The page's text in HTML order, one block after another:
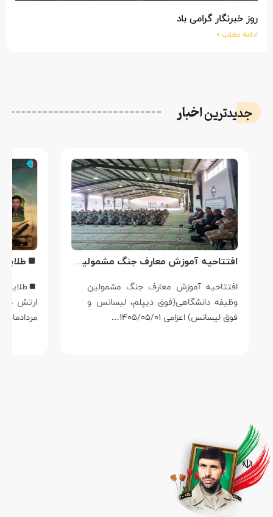
روز خبرنگار گرامی باد
ادامه مطلب »
جدیدتریناخبار
افتتاحیه آموزش معارف جنگ مشمولین وظیفه دانشگاهی در اردوگاه مرکز آموزش شهدای وظیفه نداجا خارج از شهر سیرجان
افتتاحیه آموزش معارف جنگ مشمولین
وظیفه دانشگاهی(فوق دیپلم، لیسانس و
فوق لیسانس) اعزامی ۱۴۰۵/۰۵/۰۱…
ارتش در
مردادماه،